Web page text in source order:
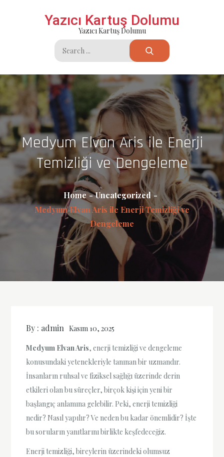
Yazıcı Kartuş Dolumu
Yazıcı Kartuş Dolumu
Search
for:
Medyum Elvan Aris ile Enerji
Temizliği ve Dengeleme
Home
Uncategorized
Medyum Elvan Aris ile Enerji Temizliği ve
Dengeleme
By : admin Kasım 10, 2025
Medyum Elvan Aris, enerji temizliği ve dengeleme
konusundaki yetenekleriyle tanınan bir uzmandır.
İnsanların ruhsal ve fiziksel sağlığı üzerinde derin
etkileri olan bu süreçler, birçok kişi için yeni bir
başlangıç anlamına gelebilir. Peki, enerji temizliği
nedir? Nasıl yapılır? Ve neden bu kadar önemlidir? İşte
bu soruların yanıtlarını birlikte keşfedeceğiz.
Enerji temizliği, bireylerin üzerindeki olumsuz